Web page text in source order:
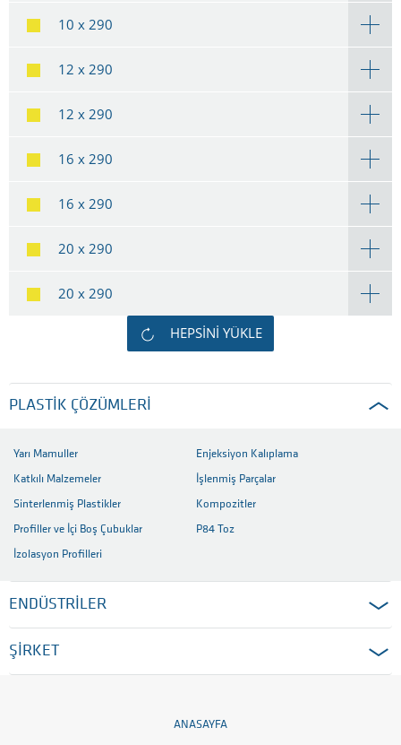
10 x 290
12 x 290
12 x 290
16 x 290
16 x 290
20 x 290
20 x 290
HEPSINI YÜKLE
PLASTIK ÇÖZÜMLERI
Yarı Mamuller
Katkılı Malzemeler
Sinterlenmiş Plastikler
Profiller ve İçi Boş Çubuklar
Enjeksiyon Kalıplama
İşlenmiş Parçalar
Kompozitler
P84 Toz
İzolasyon Profilleri
ENDÜSTRİLER
ŞİRKET
ANASAYFA